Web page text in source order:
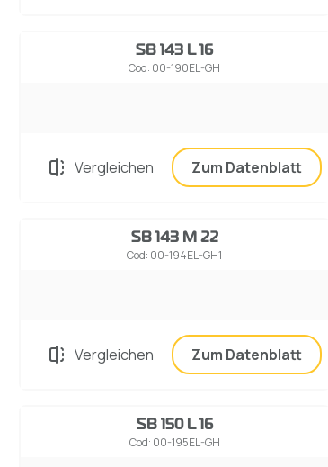
SB 143 L 16
Cod: 00-190EL-GH
Vergleichen Zum Datenblatt
SB 143 M 22
Cod: 00-194EL-GH1
Vergleichen Zum Datenblatt
SB 150 L 16
Cod: 00-195EL-GH